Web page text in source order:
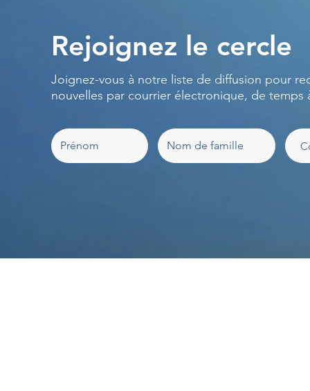
Rejoignez le cercle
Joignez-vous à notre liste de diffusion pour
nouvelles par courrier électronique, de temps